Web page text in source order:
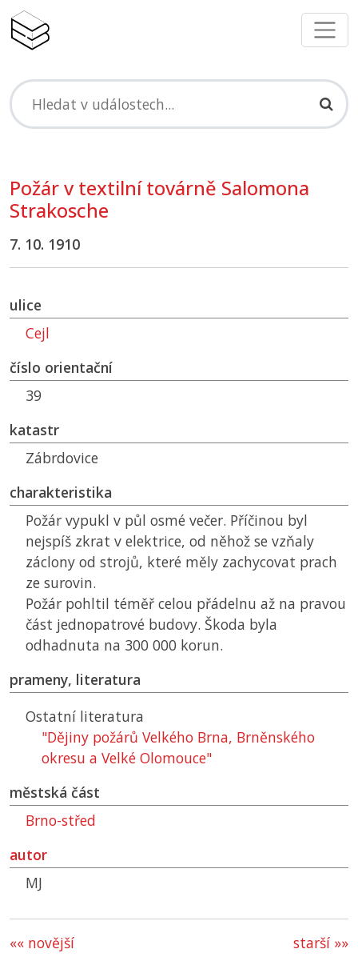
Požár v textilní továrně Salomona
Strakosche
7. 10. 1910
ulice
Cejl
číslo orientační
39
katastr
Zábrdovice
charakteristika
Požár vypukl v půl osmé večer. Příčinou byl
nejspíš zkrat v elektrice, od něhož se vzňaly
záclony od strojů, které měly zachycovat prach
ze surovin.
Požár pohltil téměř celou přádelnu až na pravou
část jednopatrové budovy. Škoda byla
odhadnuta na 300 000 korun.
prameny, literatura
Ostatní literatura
"Dějiny požárů Velkého Brna, Brněnského
okresu a Velké Olomouce"
městská část
Brno-střed
autor
MJ
starší »»
«« novější